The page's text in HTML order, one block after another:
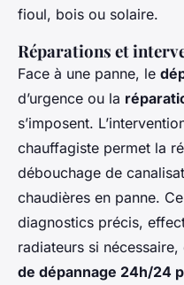
fioul, bois ou solaire.
Réparations et
Face à une panne, le
d’urgence ou la
s’imposent.
chauffagiste permet la
débouchage de
chaudières en panne.
diagnostics précis,
radiateurs si nécessaire,
de dépannage 24h/24